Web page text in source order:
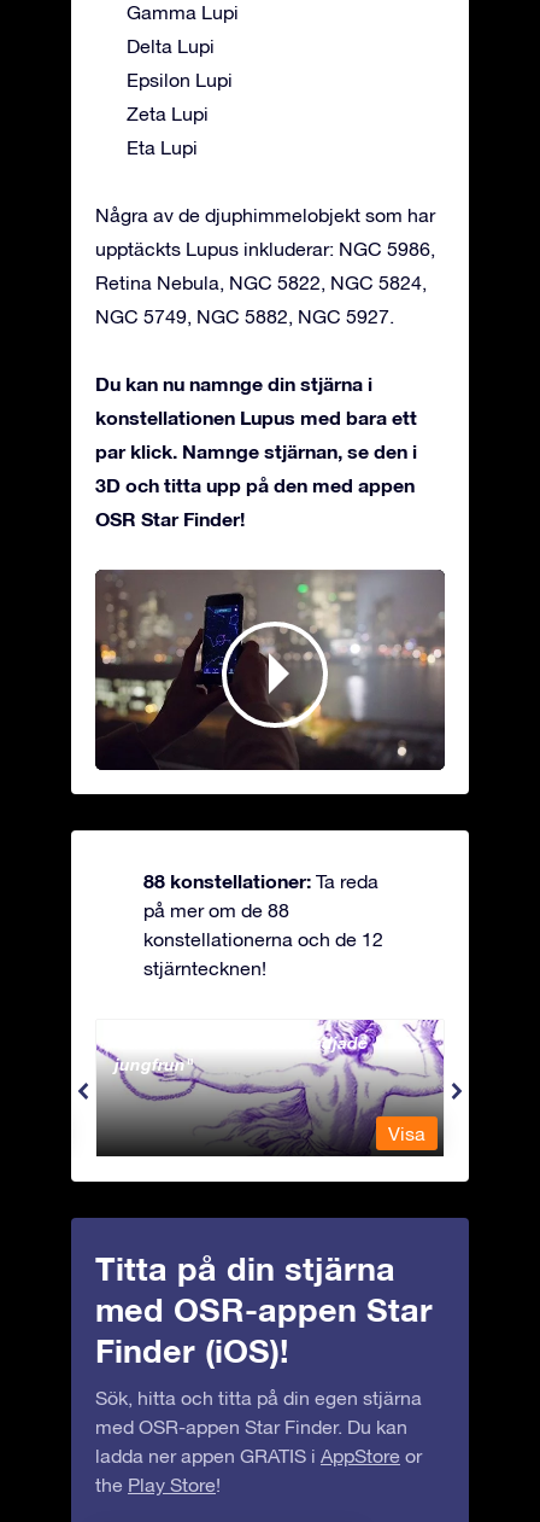
Gamma Lupi
Delta Lupi
Epsilon Lupi
Zeta Lupi
Eta Lupi
Några av de djuphimmelobjekt som har
upptäckts Lupus inkluderar: NGC 5986,
Retina Nebula, NGC 5822, NGC 5824,
NGC 5749, NGC 5882, NGC 5927.
Du kan nu namnge din stjärna i
konstellationen Lupus med bara ett
par klick. Namnge stjärnan, se den i
3D och titta upp på den med appen
OSR Star Finder!
88 konstellationer: Ta reda
på mer om de 88
konstellationerna och de 12
stjärntecknen!
Andromeda - Den fastkedjade
jungfrun
Visa
Titta på din stjärna
med OSR-appen Star
Finder (iOS)!
Sök, hitta och titta på din egen stjärna
med OSR-appen Star Finder. Du kan
ladda ner appen GRATIS i AppStore or
the Play Store!